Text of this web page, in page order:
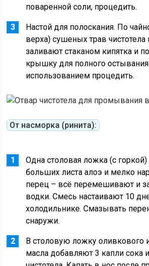
поваренной соли, процедить.
Настой для полоскания. По
верха) сушеных трав
заливают стаканом кипятка и
крышку для полного
использованием процедить.
От насморка (ринита):
Одна столовая ложка (с
больших листа алоэ и мелко
перец – всё перемешивают и
водки. Смесь настаивают 10
холодильнике. Смазывать
снаружи.
В столовую ложку оливкового
масла добавляют 3 капли сока